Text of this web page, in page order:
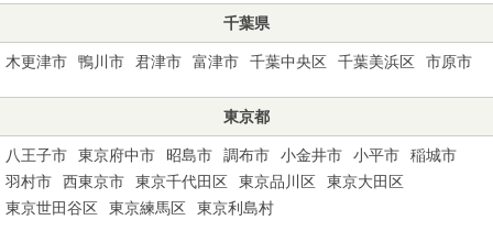
千葉県
木更津市 鴨川市 君津市 富津市 千葉中央区 千葉美浜区 市原市
東京都
八王子市 東京府中市 昭島市 調布市 小金井市 小平市
稲城市
羽村市
西東京市 東京千代田区 東京品川区
東京大田区
東京世田谷区
東京練馬区 東京利島村